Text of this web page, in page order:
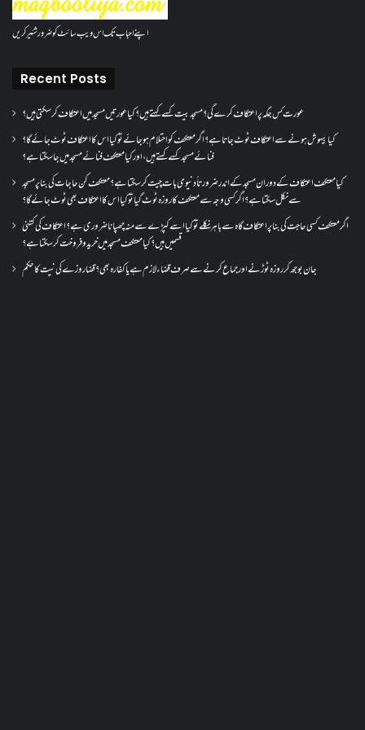
اپنے احباب تک اس ویب سائٹ کو ضرور شئیر کریں
Recent Posts
عورت کس جگہ پر اعتکاف کرے گی؟مسجد بیت کسے کہتے ہیں؟کیا عورتیں مسجد میں اعتکاف کر سکتی ہیں؟
کیا بیہوش ہونے سے اعتکاف ٹوٹ جاتا ہے؟ اگر معتکف کو احتلام ہو جائے تو کیا اس کا اعتکاف ٹوٹ جائے گا؟
فنائے مسجد کسے کہتے ہیں ، اور کیا معتکف فنائے مسجد میں جا سکتا ہے؟
کیا معتکف اعتکاف کے دوران مسجد کے اندر ضرورتاً دنیوی بات چیت کر سکتا ہے؟معتکف کن حاجات کی بنا پر مسجد
سے نکل سکتا ہے؟ اگر کسی وجہ سے معتکف کا روزہ ٹوٹ گیا تو کیا اس کا اعتکاف بھی ٹوٹ جائے گا؟
اگر معتکف کسی حاجت کی بنا پر اعتکاف گاہ سے باہر نکلے تو کیا اسے کپڑے سے منہ چھپانا ضروری ہے؟اعتکاف کی کتنی
قسمیں ہیں؟کیا معتکف مسجد میں خرید و فروخت کر سکتا ہے؟
جان بوجھ کر روزہ ٹوڑنے اور جماع کرنے سے صرف قضاء لازم ہے یا کفارہ بھی؟ قضا روزے کی نیت کا حکم